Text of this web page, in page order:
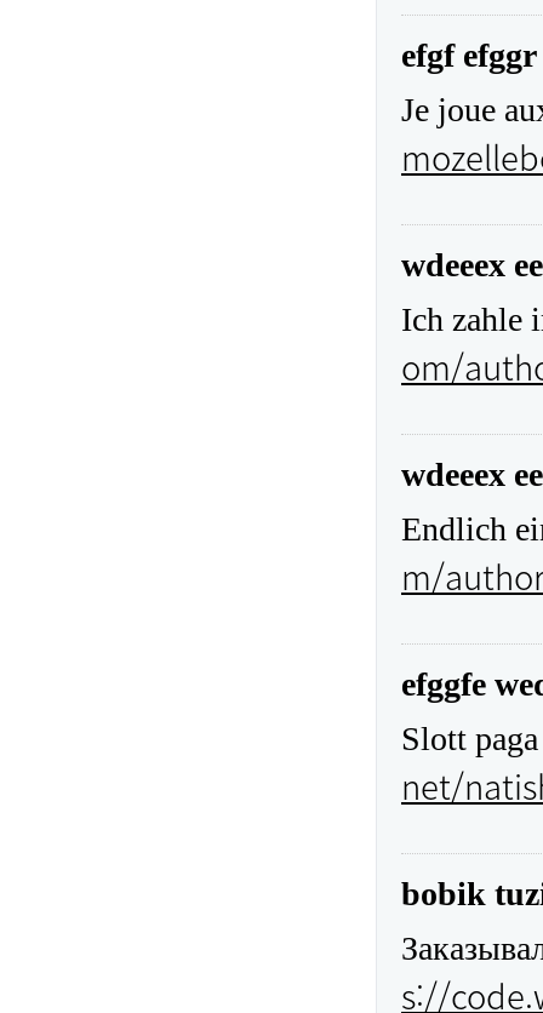
efgf efggr
Je joue
wdeeex
Ich zahle
om/
wdeeex
Endlich
m/
efggfe
Slott
net/
bobik
s://